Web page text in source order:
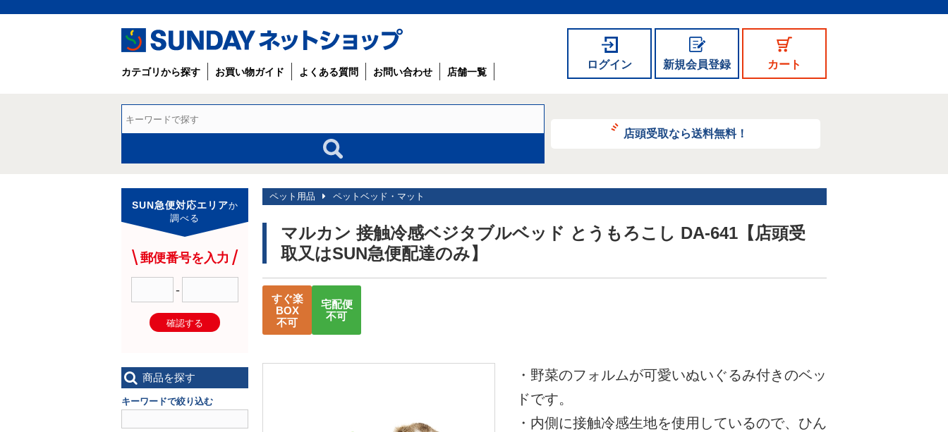
ログイン 新規会員登録 カート
カテゴリから探す お買い物ガイド よくある質問 お問い合わせ 店舗一覧
店頭受取なら送料無料！
ペット用品 ペットベッド・マット
マルカン 接触冷感ベジタブルベッド とうもろこし DA-641【店頭受
取又はSUN急便配達のみ】
すぐ楽
BOX
不可
宅配便
不可
・野菜のフォルムが可愛いぬいぐるみ付きのベッ
ドです。
・内側に接触冷感生地を使用しているので、ひん
SUN急便対応エリアか
調べる
郵便番号を入力
-
確認する
商品を探す
キーワードで絞り込む